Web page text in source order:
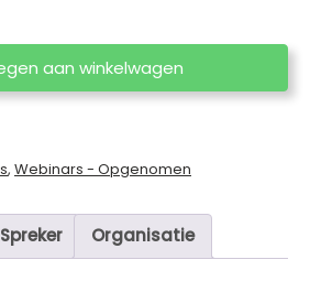
aan winkelwagen
, Webinars - Opgenomen
Spreker Organisatie